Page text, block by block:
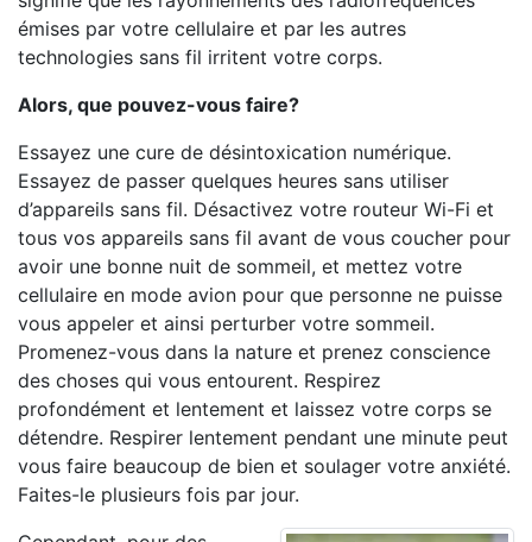
émises par votre cellulaire et par les autres
technologies sans fil irritent votre corps.
Alors, que pouvez-vous faire?
Essayez une cure de désintoxication numérique.
Essayez de passer quelques heures sans utiliser
d’appareils sans fil. Désactivez votre routeur Wi-Fi et
tous vos appareils sans fil avant de vous coucher pour
avoir une bonne nuit de sommeil, et mettez votre
cellulaire en mode avion pour que personne ne puisse
vous appeler et ainsi perturber votre sommeil.
Promenez-vous dans la nature et prenez conscience
des choses qui vous entourent. Respirez
profondément et lentement et laissez votre corps se
détendre. Respirer lentement pendant une minute peut
vous faire beaucoup de bien et soulager votre anxiété.
Faites-le plusieurs fois par jour.